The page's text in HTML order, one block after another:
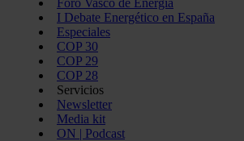
Foro Vasco de Energía
I Debate Energético en España
Especiales
COP 30
COP 29
COP 28
Servicios
Newsletter
Media kit
ON | Podcast